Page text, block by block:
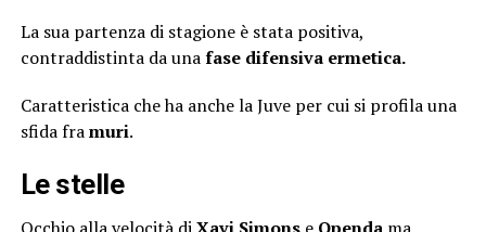
La sua partenza di stagione è stata positiva,
contraddistinta da unafase difensiva ermetica.
Caratteristica che ha anche la Juve per cui si profila una
sfida framuri.
Le stelle